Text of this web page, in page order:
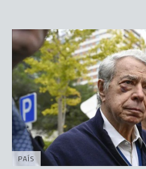
PAÍS